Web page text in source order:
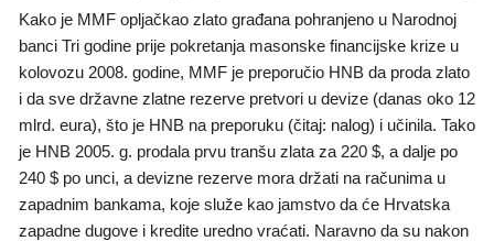
Kako je MMF opljačkao zlato građana pohranjeno u Narodnoj
banci Tri godine prije pokretanja masonske financijske krize u
kolovozu 2008. godine, MMF je preporučio HNB da proda zlato
i da sve državne zlatne rezerve pretvori u devize (danas oko 12
mlrd. eura), što je HNB na preporuku (čitaj: nalog) i učinila. Tako
je HNB 2005. g. prodala prvu tranšu zlata za 220 $, a dalje po
240 $ po unci, a devizne rezerve mora držati na računima u
zapadnim bankama, koje služe kao jamstvo da će Hrvatska
zapadne dugove i kredite uredno vraćati. Naravno da su nakon